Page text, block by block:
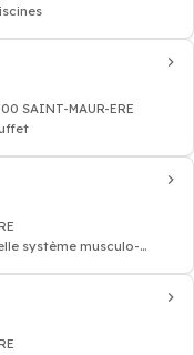
SAINT-MAUR-ERE
système musculo-